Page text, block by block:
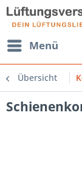
Menü
Übersicht